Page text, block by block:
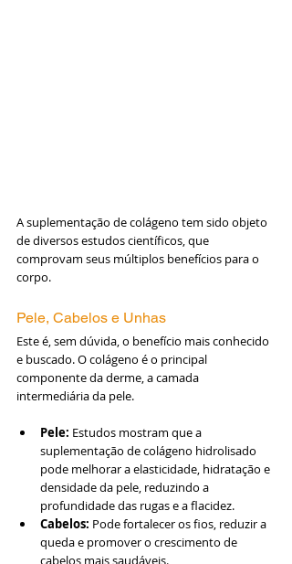
A suplementação de colágeno tem sido objeto
de diversos estudos científicos, que
comprovam seus múltiplos benefícios para o
corpo.
Pele, Cabelos e Unhas
Este é, sem dúvida, o benefício mais conhecido
e buscado. O colágeno é o principal
componente da derme, a camada
intermediária da pele.
Pele: Estudos mostram que a
suplementação de colágeno hidrolisado
pode melhorar a elasticidade, hidratação e
densidade da pele, reduzindo a
profundidade das rugas e a flacidez.
Cabelos: Pode fortalecer os fios, reduzir a
queda e promover o crescimento de
cabelos mais saudáveis.